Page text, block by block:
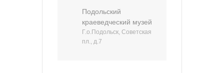
Подольский
краеведческий музей
Г.о.Подольск, Советская
пл., д.7